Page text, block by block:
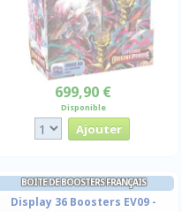
699,90 €
Disponible
BOITE DE BOOSTERS FRANÇAIS
Display 36 Boosters EV09 -